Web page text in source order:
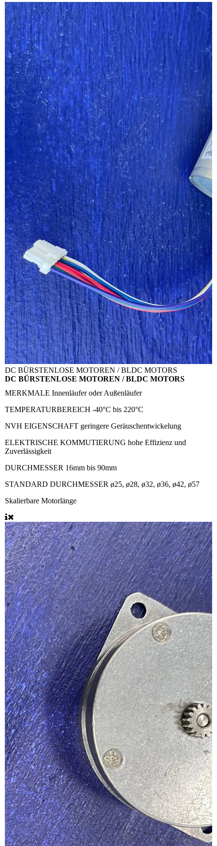
DC BÜRSTENLOSE MOTOREN / BLDC MOTORS
DC BÜRSTENLOSE MOTOREN / BLDC MOTORS
MERKMALE Innenläufer oder Außenläufer
TEMPERATURBEREICH -40°C bis 220°C
NVH EIGENSCHAFT geringere Geräuschentwickelung
ELEKTRISCHE KOMMUTIERUNG hohe Effizienz und
Zuverlässigkeit
DURCHMESSER 16mm bis 90mm
STANDARD DURCHMESSER ø25, ø28, ø32, ø36, ø42, ø57
Skalierbare Motorlänge